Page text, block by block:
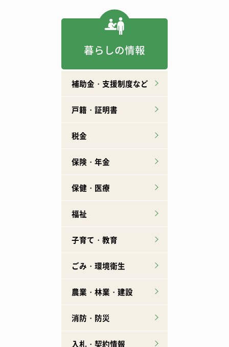
暮らしの情報
補助金・支援制度など
戸籍・証明書
税金
保険・年金
保健・医療
福祉
子育て・教育
ごみ・環境衛生
農業・林業・建設
消防・防災
入札・契約情報